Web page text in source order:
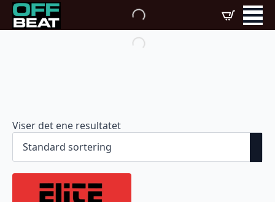
Viser det ene resultatet